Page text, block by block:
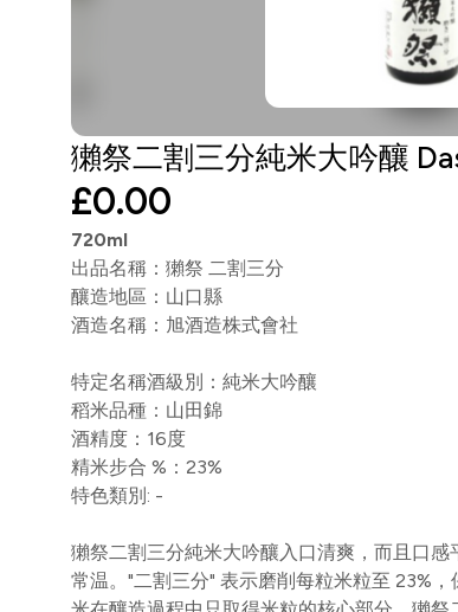
獺祭二割三分純米大吟釀
£0.00
720ml
出品名稱：獺祭 二割三分
釀造地區：山口縣
酒造名稱：旭酒造株式會社
特定名稱酒級別：純米大吟釀
稻米品種：山田錦
酒精度：16度
精米步合 %：23%
特色類別: -
獺祭二割三分純米大吟釀入口清爽，而且口
常温。"二割三分" 表示磨削每粒米粒至 23%